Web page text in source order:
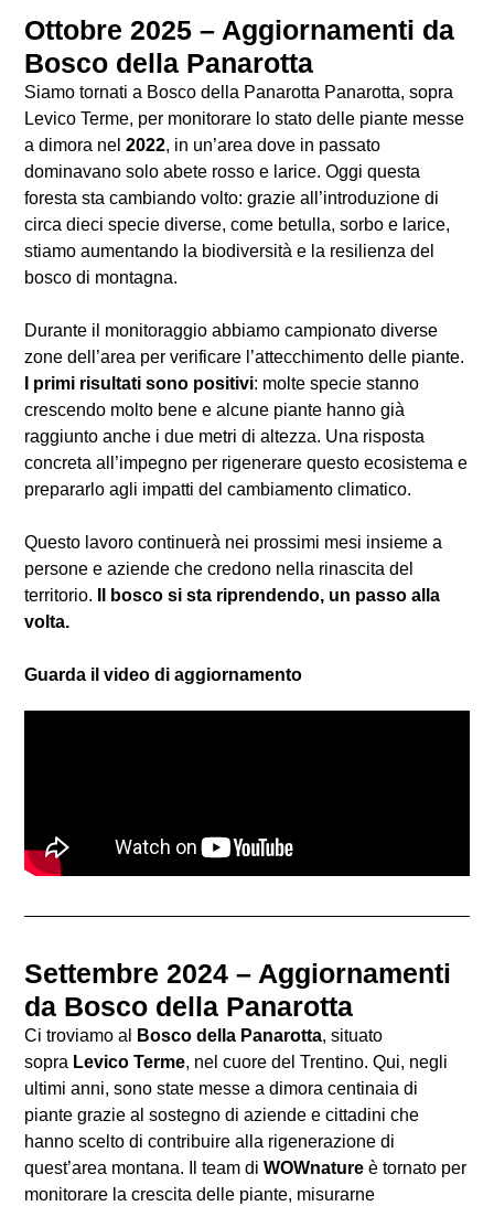
Ottobre 2025 – Aggiornamenti da
Bosco della Panarotta
Siamo tornati a Bosco della Panarotta Panarotta, sopra
Levico Terme, per monitorare lo stato delle piante messe
a dimora nel 2022, in un’area dove in passato
dominavano solo abete rosso e larice. Oggi questa
foresta sta cambiando volto: grazie all’introduzione di
circa dieci specie diverse, come betulla, sorbo e larice,
stiamo aumentando la biodiversità e la resilienza del
bosco di montagna.
Durante il monitoraggio abbiamo campionato diverse
zone dell’area per verificare l’attecchimento delle piante.
I primi risultati sono positivi: molte specie stanno
crescendo molto bene e alcune piante hanno già
raggiunto anche i due metri di altezza. Una risposta
concreta all’impegno per rigenerare questo ecosistema e
prepararlo agli impatti del cambiamento climatico.
Questo lavoro continuerà nei prossimi mesi insieme a
persone e aziende che credono nella rinascita del
territorio.
Il bosco si sta riprendendo, un passo alla
volta.
Guarda il video di aggiornamento
Settembre 2024 – Aggiornamenti
da Bosco della Panarotta
Ci troviamo al Bosco della Panarotta, situato
sopra Levico Terme, nel cuore del Trentino. Qui, negli
ultimi anni, sono state messe a dimora centinaia di
piante grazie al sostegno di aziende e cittadini che
hanno scelto di contribuire alla rigenerazione di
quest’area montana. Il team di WOWnature è tornato per
monitorare la crescita delle piante, misurarne